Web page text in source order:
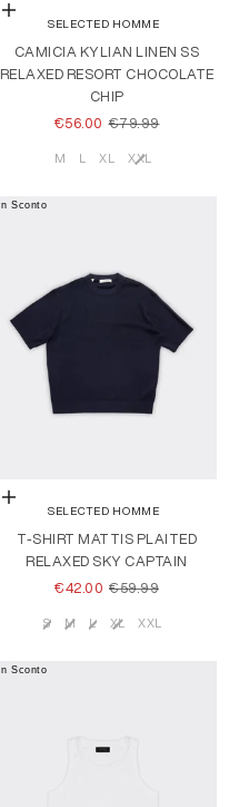
Scegli le opzioni
SELECTED HOMME
CAMICIA KYLIAN LINEN SS
RELAXED RESORT CHOCOLATE
CHIP
PREZZO SCONTATO
€56.00 PREZZO
€79.99
Taglia
M L XL XXL
In Sconto
Scegli le opzioni
SELECTED HOMME
T-SHIRT MATTIS PLAITED
RELAXED SKY CAPTAIN
PREZZO SCONTATO
€42.00 PREZZO
€59.99
Taglia
S M L XL XXL
In Sconto